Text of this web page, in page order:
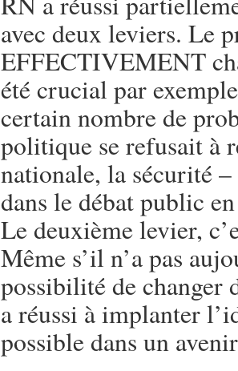
avec deux leviers. Le
EFFECTIVEMENT
été crucial par
certain nombre de
politique se refusait à
nationale, la sécurité
dans le débat public
Le deuxième levier,
Même s’il n’a pas
possibilité de changer
a réussi à implanter
possible dans un